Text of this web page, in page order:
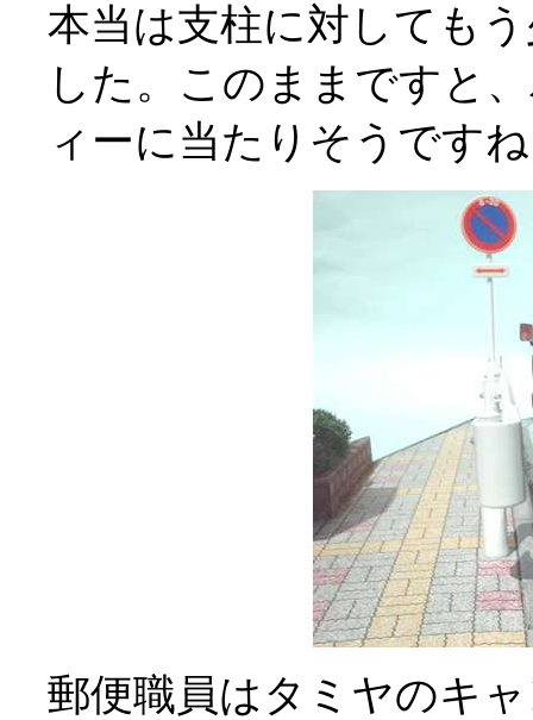
本当は支柱に対しても
した。このままですと
ィーに当たりそうです
郵便職員はタミヤのキ